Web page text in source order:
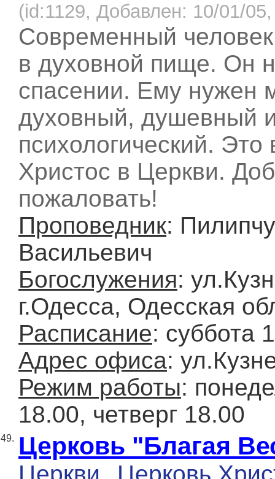
(id:1129, Добавлен: 10/01/
Современный
в духовной пище. Он
спасении. Ему нужен
духовный, душевный
психологический. Это
Христос в Церкви.
пожаловать!
Проповедник:
Васильевич
Богослужения:
г.Одесса, Одесская
Расписание: суббота
Адрес офиса:
Режим работы:
18.00, четверг 18.00
49. Церковь "Благая